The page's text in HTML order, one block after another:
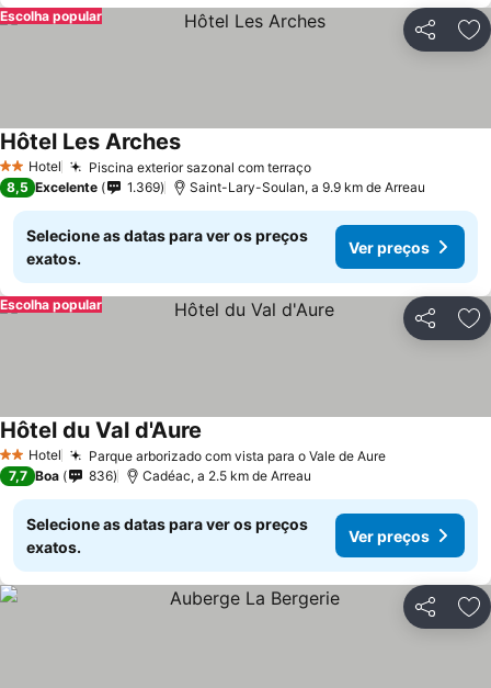
Partilhar
Escolha popular
2 Estrelas
Hotel Piscina exterior sazonal com terraço
Hôtel Les Arches
8,5 Excelente 1.369 Saint-Lary-Soulan, a 9.9 km de Arreau
Selecione as datas para ver os preços
exatos.
Ver preços
Partilhar
Escolha popular
2 Estrelas
Hotel Parque arborizado com vista para o Vale de Aure
Hôtel du Val d'Aure
7,7 Boa 836 Cadéac, a 2.5 km de Arreau
Selecione as datas para ver os preços
exatos.
Ver preços
Partilhar